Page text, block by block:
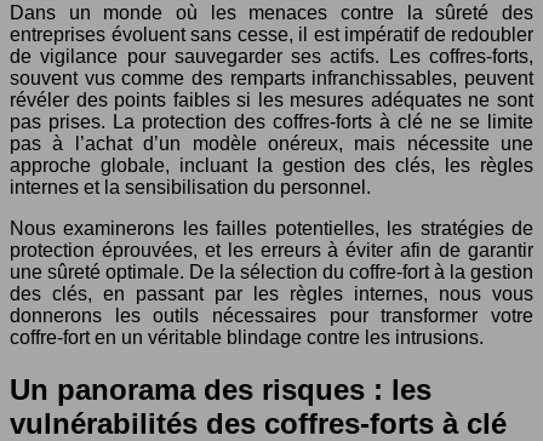
Dans un monde où les menaces contre la sûreté des
entreprises évoluent sans cesse, il est impératif de redoubler
de vigilance pour sauvegarder ses actifs. Les coffres-forts,
souvent vus comme des remparts infranchissables, peuvent
révéler des points faibles si les mesures adéquates ne sont
pas prises. La protection des coffres-forts à clé ne se limite
pas à l’achat d’un modèle onéreux, mais nécessite une
approche globale, incluant la gestion des clés, les règles
internes et la sensibilisation du personnel.
Nous examinerons les failles potentielles, les stratégies de
protection éprouvées, et les erreurs à éviter afin de garantir
une sûreté optimale. De la sélection du coffre-fort à la gestion
des clés, en passant par les règles internes, nous vous
donnerons les outils nécessaires pour transformer votre
coffre-fort en un véritable blindage contre les intrusions.
Un panorama des risques : les
vulnérabilités des coffres-forts à clé